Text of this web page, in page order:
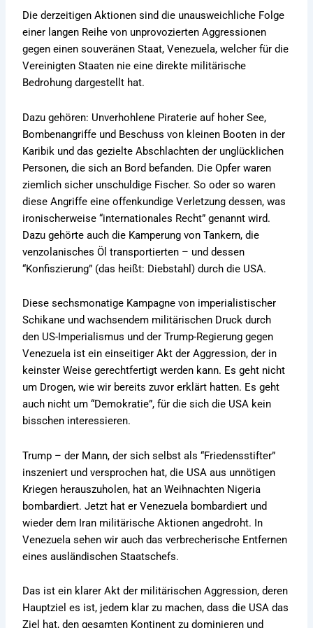
Die derzeitigen Aktionen sind die unausweichliche Folge
einer langen Reihe von unprovozierten Aggressionen
gegen einen souveränen Staat, Venezuela, welcher für die
Vereinigten Staaten nie eine direkte militärische
Bedrohung dargestellt hat.
Dazu gehören: Unverhohlene Piraterie auf hoher See,
Bombenangriffe und Beschuss von kleinen Booten in der
Karibik und das gezielte Abschlachten der unglücklichen
Personen, die sich an Bord befanden. Die Opfer waren
ziemlich sicher unschuldige Fischer. So oder so waren
diese Angriffe eine offenkundige Verletzung dessen, was
ironischerweise “internationales Recht” genannt wird.
Dazu gehörte auch die Kamperung von Tankern, die
venzolanisches Öl transportierten – und dessen
“Konfiszierung” (das heißt: Diebstahl) durch die USA.
Diese sechsmonatige Kampagne von imperialistischer
Schikane und wachsendem militärischen Druck durch
den US-Imperialismus und der Trump-Regierung gegen
Venezuela ist ein einseitiger Akt der Aggression, der in
keinster Weise gerechtfertigt werden kann. Es geht nicht
um Drogen, wie wir bereits zuvor erklärt hatten. Es geht
auch nicht um “Demokratie”, für die sich die USA kein
bisschen interessieren.
Trump – der Mann, der sich selbst als “Friedensstifter”
inszeniert und versprochen hat, die USA aus unnötigen
Kriegen herauszuholen, hat an Weihnachten Nigeria
bombardiert. Jetzt hat er Venezuela bombardiert und
wieder dem Iran militärische Aktionen angedroht. In
Venezuela sehen wir auch das verbrecherische Entfernen
eines ausländischen Staatschefs.
Das ist ein klarer Akt der militärischen Aggression, deren
Hauptziel es ist, jedem klar zu machen, dass die USA das
Ziel hat, den gesamten Kontinent zu dominieren und